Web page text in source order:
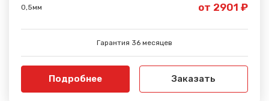
0,5мм от 2901 ₽
Гарантия 36 месяцев
Подробнее Заказать